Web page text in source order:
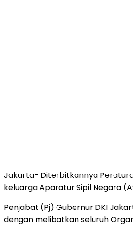
Jakarta- Diterbitkannya
keluarga Aparatur Sipil Negara
Penjabat (Pj) Gubernur DKI
dengan melibatkan seluruh